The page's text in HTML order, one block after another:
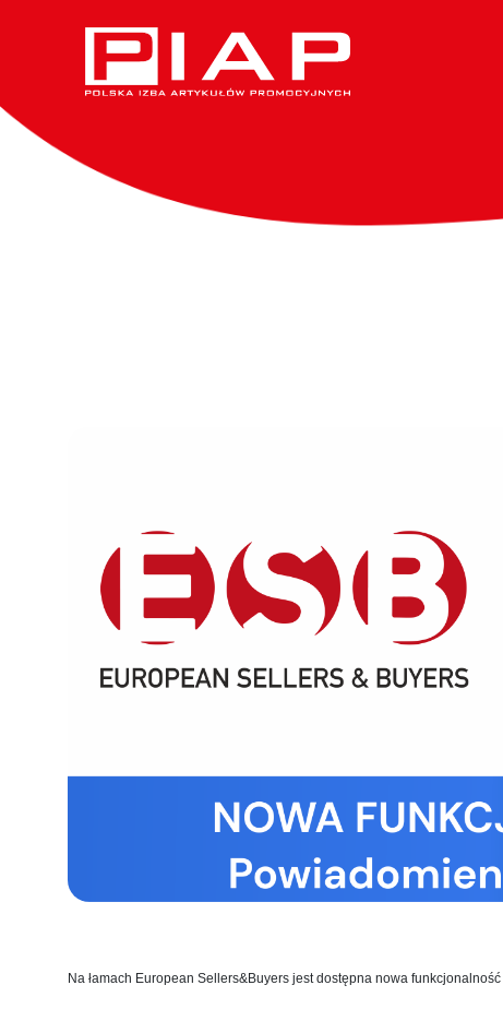
Na łamach European Sellers&Buyers jest dostępna nowa